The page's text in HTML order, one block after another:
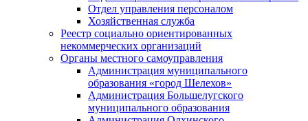
Отдел управления персоналом
Хозяйственная служба
Реестр социально ориентированных
некоммерческих организаций
Органы местного самоуправления
Администрация муниципального
образования «город Шелехов»
Администрация Большелугского
муниципального образования